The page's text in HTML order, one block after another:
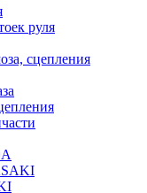
руля
сцепления